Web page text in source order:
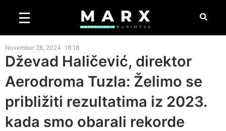
November 28, 2024 18:18
Dževad Haličević, direktor
Aerodroma Tuzla: Želimo se
približiti rezultatima iz 2023.
kada smo obarali rekorde